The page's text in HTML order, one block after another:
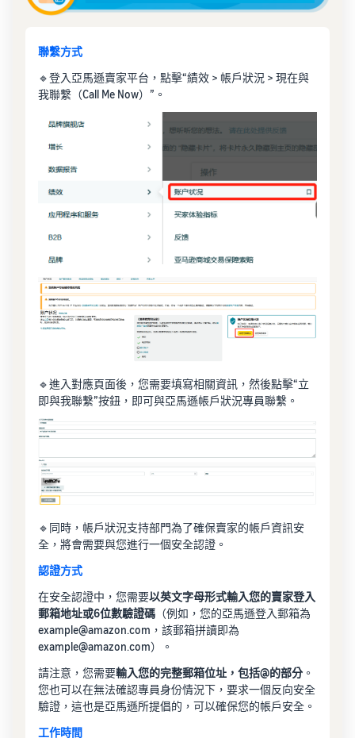
聯繫方式
🔹登入亞馬遜賣家平台，點擊“績效 > 帳戶狀況 > 現在與
我聯繫（Call Me Now）”。
🔹進入對應頁面後，您需要填寫相關資訊，然後點擊“立
即與我聯繫”按鈕，即可與亞馬遜帳戶狀況專員聯繫。
🔹同時，帳戶狀況支持部門為了確保賣家的帳戶資訊安
全，將會需要與您進行一個安全認證。
認證方式
在安全認證中，您需要以英文字母形式輸入您的賣家登入
郵箱地址或6位數驗證碼 （例如，您的亞馬遜登入郵箱為
example@amazon.com，該郵箱拼讀即為
example@amazon.com）。
請注意，您需要輸入您的完整郵箱位址，包括@的部分 。
您也可以在無法確認專員身份情況下，要求一個反向安全
驗證，這也是亞馬遜所提倡的，可以確保您的帳戶安全。
工作時間